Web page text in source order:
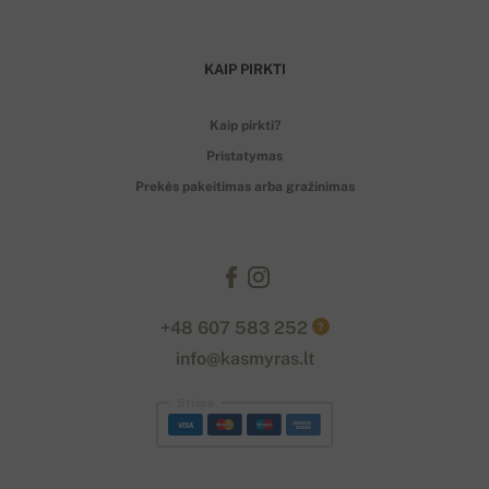
KAIP PIRKTI
Kaip pirkti?
Pristatymas
Prekės pakeitimas arba gražinimas
+48 607 583 252 ?
info@kasmyras.lt